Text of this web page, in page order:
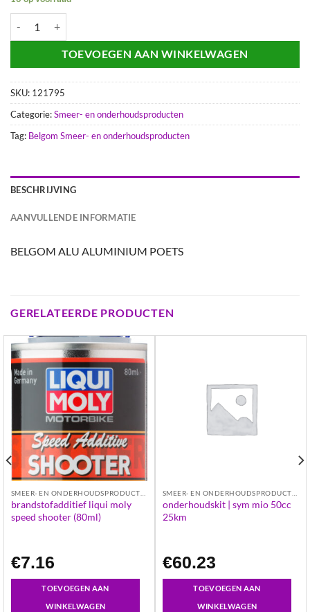
TOEVOEGEN AAN WINKELWAGEN
SKU: 121795
Categorie:Smeer- en onderhoudsproducten
Tag: Belgom Smeer- en onderhoudsproducten
BESCHRIJVING
AANVULLENDE INFORMATIE
BELGOM ALU ALUMINIUM POETS
GERELATEERDE PRODUCTEN
brandstofadditief liqui moly
speed shooter (80ml)
€7.16
TOEVOEGEN AAN
WINKELWAGEN
onderhoudskit | sym mio 50cc
25km
€60.23
TOEVOEGEN AAN
WINKELWAGEN